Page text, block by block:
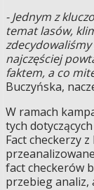
- Jednym z
temat lasów,
najczęściej
faktem, a co
Buczyńska,
W ramach
tych
Fact checkerzy
fact checkerów
przebieg analiz,